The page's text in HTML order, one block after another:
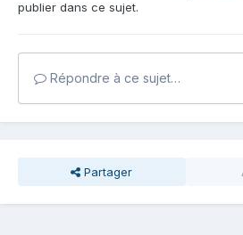
publier dans ce sujet.
Répondre à ce sujet…
Partager